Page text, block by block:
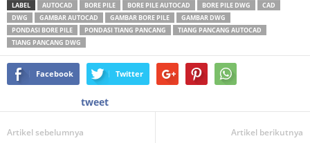
LABEL AUTOCAD BORE PILE BORE PILE AUTOCAD BORE PILE DWG
CAD
DWG
GAMBAR AUTOCAD GAMBAR BORE PILE
GAMBAR DWG
PONDASI BORE PILE
PONDASI TIANG PANCANG
TIANG PANCANG AUTOCAD
TIANG PANCANG DWG
Facebook Twitter
tweet
Artikel sebelumnya Artikel berikutnya